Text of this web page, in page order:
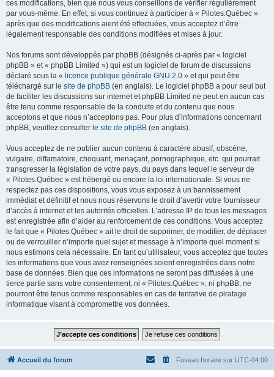
ces modifications, bien que nous vous conseillons de vérifier régulièrement
par vous-même. En effet, si vous continuez à participer à « Pilotes.Québec »
après que des modifications aient été effectuées, vous acceptez d’être
légalement responsable des conditions modifiées et mises à jour.
Nos forums sont développés par phpBB (désignés ci-après par « logiciel
phpBB » et « phpBB Limited ») qui est un logiciel de forum de discussions
déclaré sous la « licence publique générale GNU 2.0 » et qui peut être
téléchargé sur le site de phpBB (en anglais). Le logiciel phpBB a pour seul but
de faciliter les discussions sur internet et phpBB Limited ne peut en aucun cas
être tenu comme responsable de la conduite et du contenu que nous
acceptons et que nous n’acceptons pas. Pour plus d’informations concernant
phpBB, veuillez consulter le site de phpBB (en anglais).
Vous acceptez de ne publier aucun contenu à caractère abusif, obscène,
vulgaire, diffamatoire, choquant, menaçant, pornographique, etc. qui pourrait
transgresser la législation de votre pays, du pays dans lequel le serveur de
« Pilotes.Québec » est hébergé ou encore la loi internationale. Si vous ne
respectez pas ces dispositions, vous vous exposez à un bannissement
immédiat et définitif et nous nous réservons le droit d’avertir votre fournisseur
d’accès à internet et les autorités officielles. L’adresse IP de tous les messages
est enregistrée afin d’aider au renforcement de ces conditions. Vous acceptez
le fait que « Pilotes.Québec » ait le droit de supprimer, de modifier, de déplacer
ou de verrouiller n’importe quel sujet et message à n’importe quel moment si
nous estimons cela nécessaire. En tant qu’utilisateur, vous acceptez que toutes
les informations que vous avez renseignées soient enregistrées dans notre
base de données. Bien que ces informations ne seront pas diffusées à une
tierce partie sans votre consentement, ni « Pilotes.Québec », ni phpBB, ne
pourront être tenus comme responsables en cas de tentative de piratage
informatique visant à compromettre vos données.
Accueil du forum Fuseau horaire sur UTC-04:00